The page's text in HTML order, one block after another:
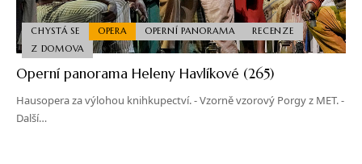
CHYSTÁ SE OPERA OPERNÍ PANORAMA
RECENZE
Z DOMOVA
Operní panorama Heleny Havlíkové (265)
Hausopera za výlohou knihkupectví. - Vzorně vzorový Porgy z MET. -
Další…